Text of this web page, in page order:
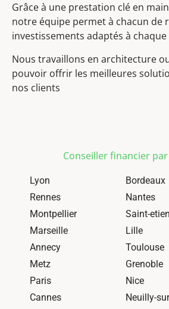
Grâce à une prestation clé en
notre équipe permet à chacun de
investissements adaptés à
Nous travaillons en architecture
pouvoir offrir les meilleures
nos clients
Conseiller financier
Lyon
Bordeaux
Rennes
Nantes
Montpellier
Saint-
Marseille
Lille
Annecy
Toulouse
Metz
Grenoble
Paris
Nice
Cannes
Neuilly-